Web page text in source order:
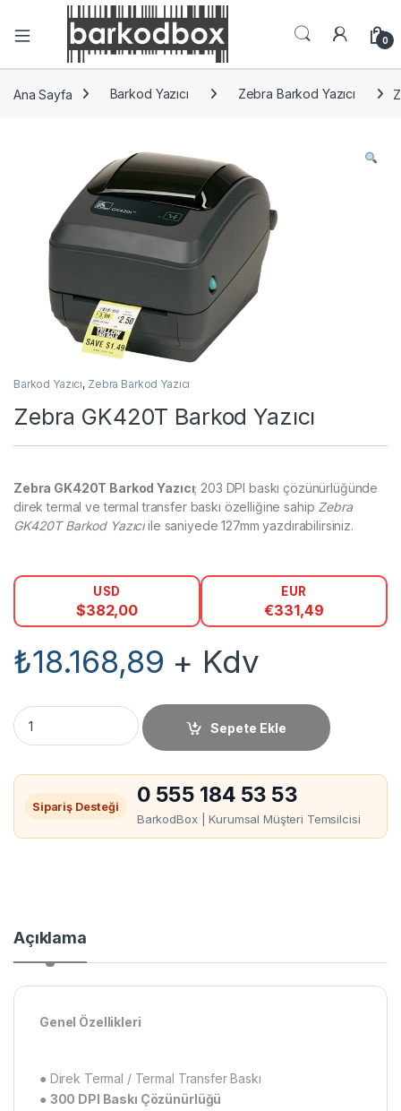
0
Ana Sayfa Barkod Yazıcı Zebra Barkod Yazıcı
Barkod Yazıcı, Zebra Barkod Yazıcı
Zebra GK420T Barkod Yazıcı
Zebra GK420T Barkod Yazıcı; 203 DPI baskı çözünürlüğünde
direk termal ve termal transfer baskı özelliğine sahip Zebra
GK420T Barkod Yazıcıile saniyede 127mm yazdırabilirsiniz.
USD
$382,00
EUR
€331,49
₺18.168,89 + Kdv
Zebra GK420T Barkod Yazıcı miktar
Sepete Ekle
Sipariş Desteği 0 555 184 53 53
BarkodBox | Kurumsal Müşteri Temsilcisi
Açıklama
Genel Özellikleri
● Direk Termal / Termal Transfer Baskı
● 300 DPI Baskı Çözünürlüğü